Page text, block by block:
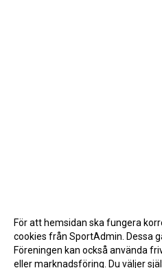
För att hemsidan ska fungera
cookies från SportAdmin. Dessa
Föreningen kan också använda
eller marknadsföring. Du väljer